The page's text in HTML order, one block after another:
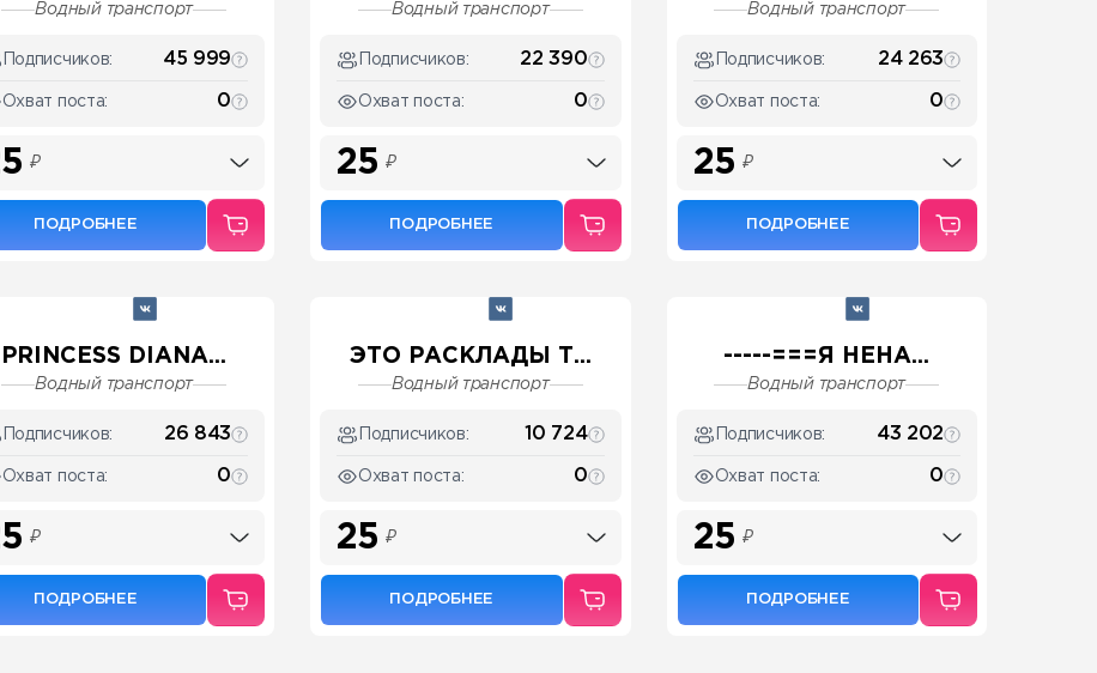
Водный транспорт
Подписчиков: 45 999
Охват поста: 0
₽
ПОДРОБНЕЕ
Водный транспорт
Подписчиков: 22 390
Охват поста: 0
25 ₽
ПОДРОБНЕЕ
Водный транспорт
Подписчиков: 24 263
Охват поста: 0
25 ₽
ПОДРОБНЕЕ
PRINCESS DIANA...
Водный транспорт
Подписчиков: 26 843
Охват поста: 0
₽
ПОДРОБНЕЕ
ЭТО РАСКЛАДЫ Т...
Водный транспорт
Подписчиков: 10 724
Охват поста: 0
25 ₽
ПОДРОБНЕЕ
-----===Я НЕНА...
Водный транспорт
Подписчиков: 43 202
Охват поста: 0
25 ₽
ПОДРОБНЕЕ